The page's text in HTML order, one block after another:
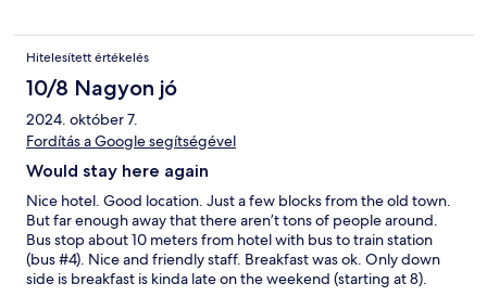
Hitelesített értékelés
10/8 Nagyon jó
2024. október 7.
Fordítás a Google segítségével
Would stay here again
Nice hotel. Good location. Just a few blocks from the old town.
But far enough away that there aren’t tons of people around.
Bus stop about 10 meters from hotel with bus to train station
(bus #4). Nice and friendly staff. Breakfast was ok. Only down
side is breakfast is kinda late on the weekend (starting at 8).